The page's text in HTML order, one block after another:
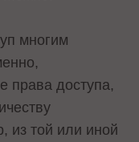
многим
права доступа,
из той или иной